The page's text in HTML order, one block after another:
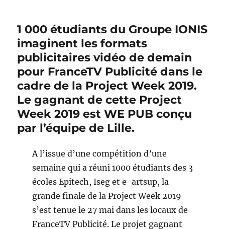
1 000 étudiants du Groupe IONIS
imaginent les formats
publicitaires vidéo de demain
pour FranceTV Publicité dans le
cadre de la Project Week 2019.
Le gagnant de cette Project
Week 2019 est WE PUB conçu
par l’équipe de Lille.
A l’issue d’une compétition d’une
semaine qui a réuni 1000 étudiants des 3
écoles Epitech, Iseg et e-artsup, la
grande finale de la Project Week 2019
s’est tenue le 27 mai dans les locaux de
FranceTV Publicité. Le projet gagnant